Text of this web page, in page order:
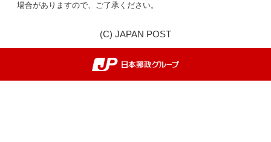
場合がありますので、ご了承ください。
(C) JAPAN POST